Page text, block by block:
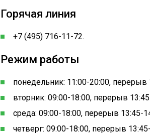
Горячая линия
+7 (495) 716-11-72.
Режим работы
понедельник: 11:00-20:00, перерыв
вторник: 09:00-18:00, перерыв
среда: 09:00-18:00, перерыв 13:45-
четверг: 09:00-18:00, перерыв